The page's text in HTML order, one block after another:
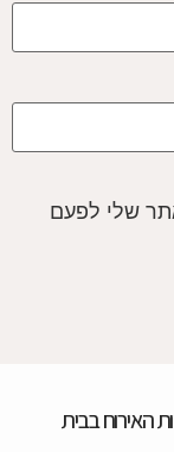
שלי לפעם
האירוח בבית